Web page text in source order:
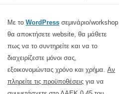
Με το WordPress σεμινάριο/workshop
θα αποκτήσετε website, θα μάθετε
πως να το συντηρείτε και να το
διαχειρίζεστε μόνοι σας,
εξοικονομώντας χρόνο και χρήμα. Αν
πληρείτε τις προϋποθέσεις για να